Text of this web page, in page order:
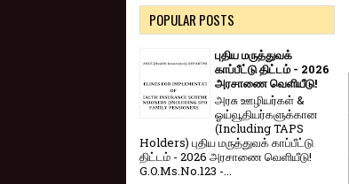
POPULAR POSTS
புதிய மருத்துவக்
காப்பீட்டு திட்டம் - 2026
அரசாணை வெளியீடு!
அரசு ஊழியர்கள் &
ஓய்வூதியர்களுக்கான
(Including TAPS
Holders) புதிய மருத்துவக் காப்பீட்டு
திட்டம் - 2026 அரசாணை வெளியீடு!
G.O.Ms.No.123 -...